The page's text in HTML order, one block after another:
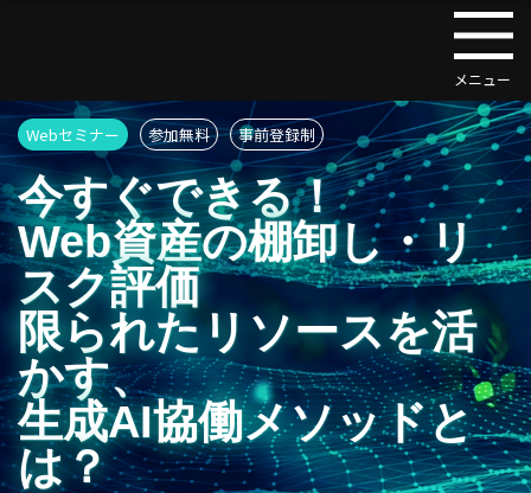
Webセミナー 参加無料 事前登録制
今すぐできる！
Web資産の棚卸し・リ
スク評価
限られたリソースを活
かす、
生成AI協働メソッドと
は？